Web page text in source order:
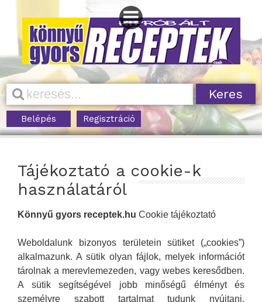
Belépés Regisztráció
Tájékoztató a cookie-k
használatáról
Könnyű gyors receptek.hu Cookie tájékoztató
Weboldalunk bizonyos területein sütiket („cookies”)
alkalmazunk. A sütik olyan fájlok, melyek információt
tárolnak a merevlemezeden, vagy webes keresődben.
A sütik segítségével jobb minőségű élményt és
személyre szabott tartalmat tudunk nyújtani.